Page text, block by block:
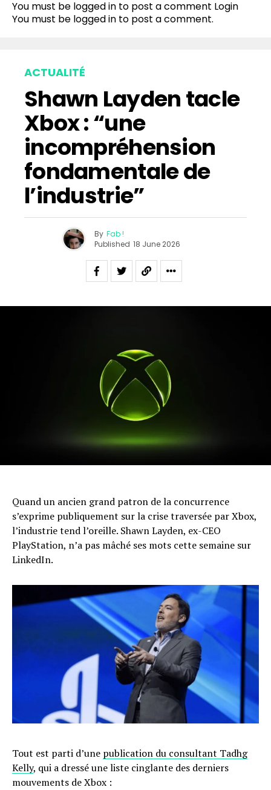
You must be logged in to post a comment Login
You must be logged in to post a comment.
ACTUALITÉ
Shawn Layden tacle
Xbox : “une
incompréhension
fondamentale de
l’industrie”
By Fab !
Published 18 June 2026
Quand un ancien grand patron de la concurrence
s’exprime publiquement sur la crise traversée par Xbox,
l’industrie tend l’oreille. Shawn Layden, ex-CEO
PlayStation, n’a pas mâché ses mots cette semaine sur
LinkedIn.
Tout est parti d’une publication du consultant Tadhg
Kelly, qui a dressé une liste cinglante des derniers
mouvements de Xbox :